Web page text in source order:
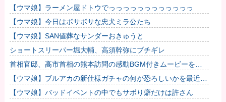
ル！久保建英超え歴代2位の記録！3得点に絡む活躍で海外絶
賛！【海...
【ウマ娘】ラーメン屋ドトウでっっっっっっっっっっっっ
【ウマ娘】今日はボサボサな忠犬ミラ公たち
【ウマ娘】SAN値葬なサンダーおきゅうと
ショートスリーパー堀大輔、高須幹弥にブチギレ
首相官邸、高市首相の熊本訪問の感動BGM付きムービーを投
稿「全部が全部ありがたかったです」
【ウマ娘】ブルアカの新仕様ガチャの何が恐ろしいかを最近の
ウマ娘ガチャに例えると…地獄だな？
【ウマ娘】バッドイベントの中でもサボり癖だけは許さん